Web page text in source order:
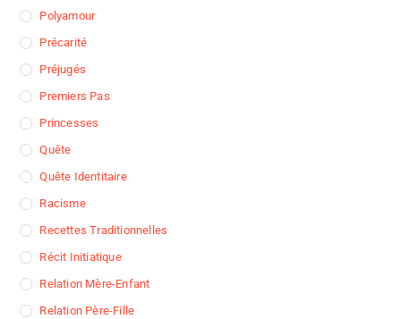
Polyamour
Précarité
Préjugés
Premiers Pas
Princesses
Quête
Quête Identitaire
Racisme
Recettes Traditionnelles
Récit Initiatique
Relation Mère-Enfant
Relation Père-Fille